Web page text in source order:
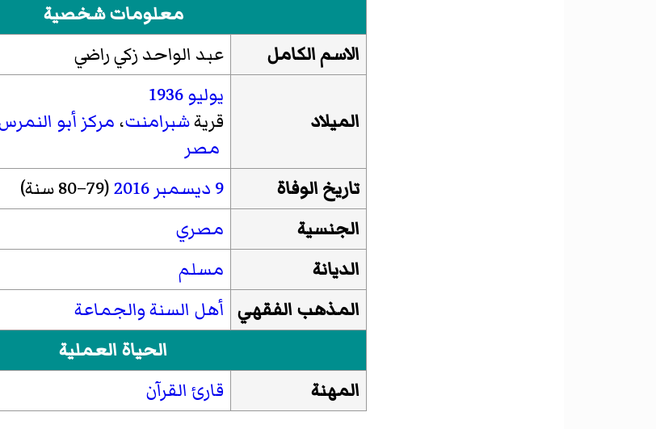
معلومات شخصية
الاسم الكامل
عبد الواحد زكي راضي
الميلاد
يوليو1936
قريةشبرامنت، مركز أبو
مصر
تاريخ الوفاة
9 ديسمبر 2016(79–80 سنة)
الجنسية
مصري
الديانة
مسلم
المذهب الفقهي أهل السنة والجماعة
الحياة العملية
المهنة
قارئ القرآن